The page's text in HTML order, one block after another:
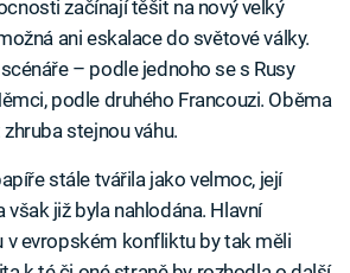
začínají těšit na nový velký
ani eskalace do světové války.
– podle jednoho se s Rusy
podle druhého Francouzi. Oběma
stejnou váhu.
stále tvářila jako velmoc, její
však již byla nahlodána. Hlavní
evropském konfliktu by tak měli